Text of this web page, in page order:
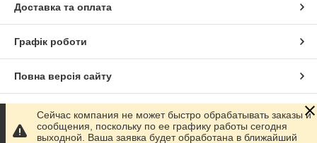
Доставка та оплата
Графік роботи
Повна версія сайту
Сайт створено на маркетплейсі Prom.ua
Сейчас компания не может быстро обрабатывать заказы и
сообщения, поскольку по ее графику работы сегодня
выходной. Ваша заявка будет обработана в ближайший